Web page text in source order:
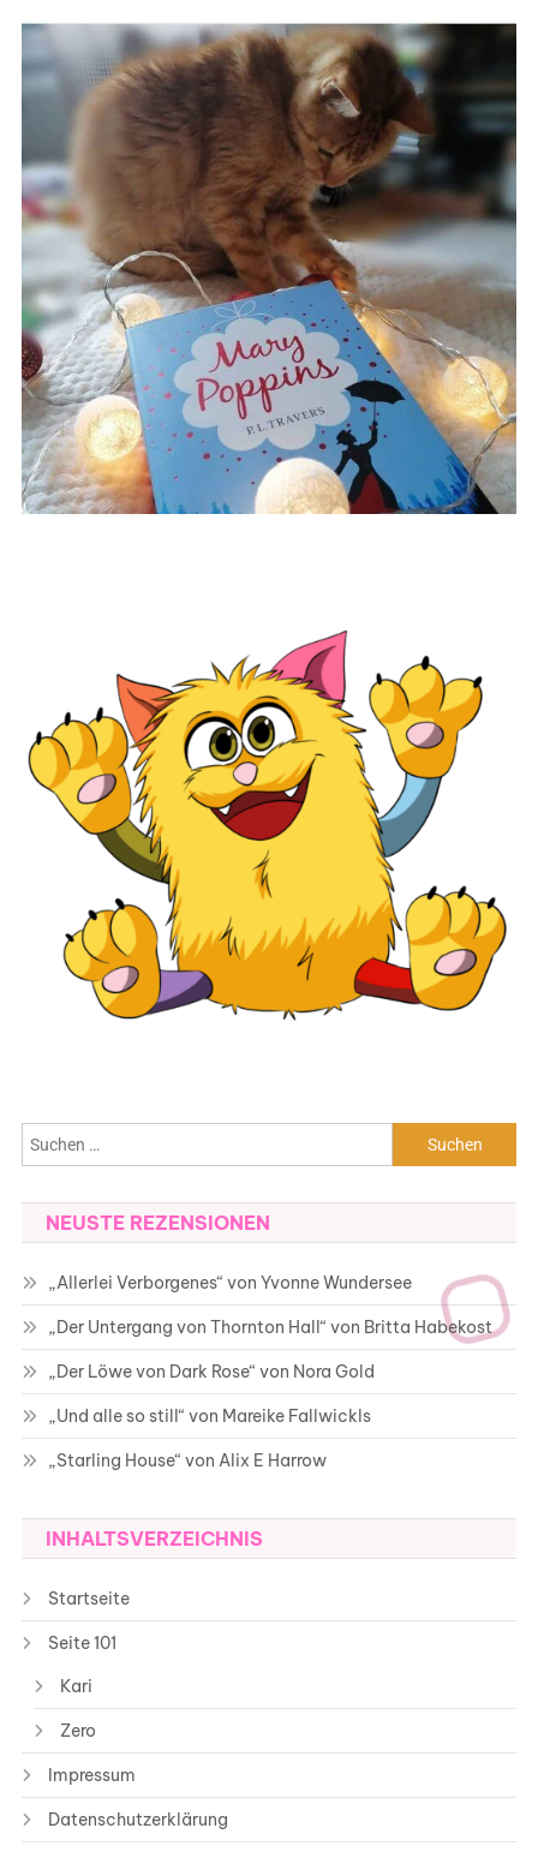
Suchen
nach:
NEUSTE REZENSIONEN
„Allerlei Verborgenes“ von Yvonne Wundersee
„Der Untergang von Thornton Hall“ von Britta Habekost
„Der Löwe von Dark Rose“ von Nora Gold
„Und alle so still“ von Mareike Fallwickls
„Starling House“ von Alix E Harrow
INHALTSVERZEICHNIS
Startseite
Seite 101
Kari
Zero
Impressum
Datenschutzerklärung